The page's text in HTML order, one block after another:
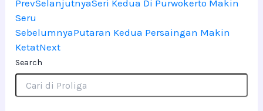
PrevSelanjutnyaSeri Kedua Di Purwokerto Makin
Seru
SebelumnyaPutaran Kedua Persaingan Makin
KetatNext
Search